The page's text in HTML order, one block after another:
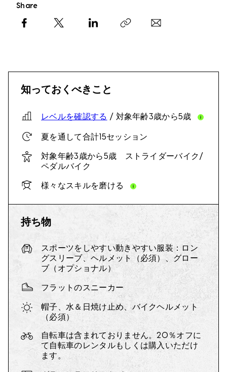
Share
Facebook
X LinkedIn Copy link
知っておくべきこと
レベルを確認する / 対象年齢3歳から5歳
夏を通して合計15セッション
対象年齢3歳から5歳 ストライダーバイク/
ペダルバイク
様々なスキルを磨ける
持ち物
スポーツをしやすい動きやすい服装：ロン
グスリーブ、ヘルメット（必須）、グロー
ブ（オプショナル）
フラットのスニーカー
帽子、水＆日焼け止め、バイクヘルメット
（必須）
自転車は含まれておりません。20％オフに
て自転車のレンタルもしくは購入いただけ
ます。